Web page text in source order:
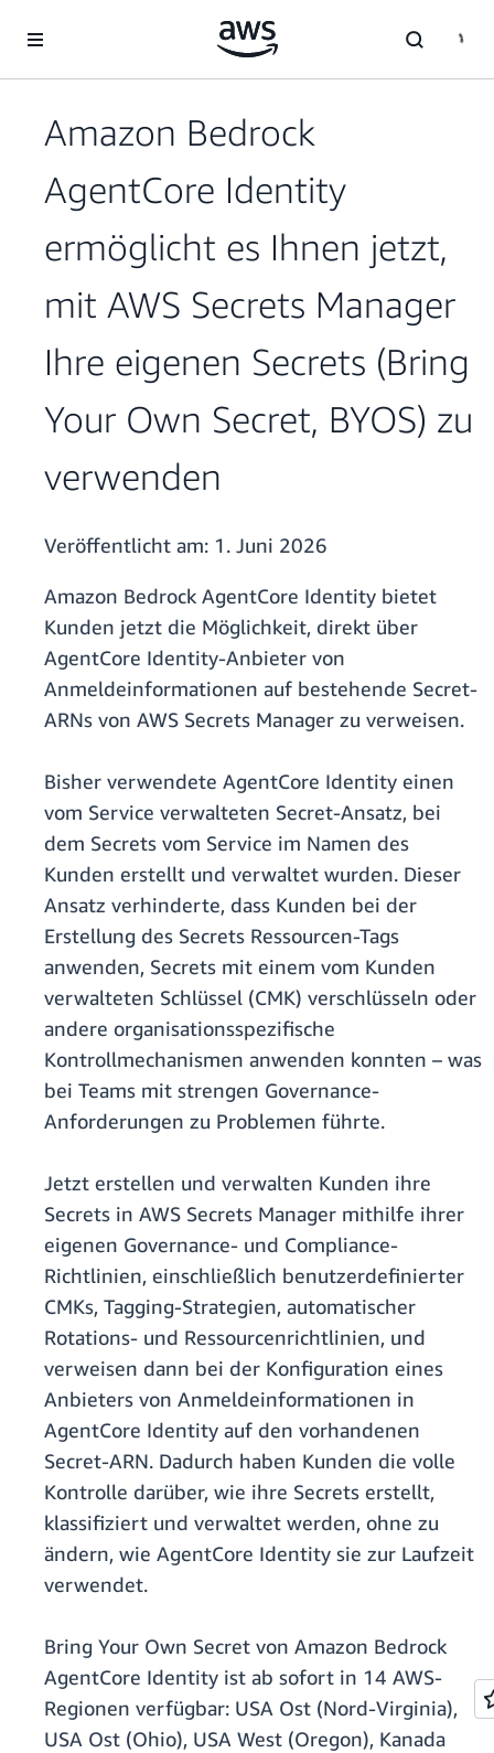
Überspringen zum Hauptinhalt
Amazon Bedrock
AgentCore Identity
ermöglicht es Ihnen jetzt,
mit AWS Secrets Manager
Ihre eigenen Secrets (Bring
Your Own Secret, BYOS) zu
verwenden
Veröffentlicht am: 1. Juni 2026
Amazon Bedrock AgentCore Identity bietet
Kunden jetzt die Möglichkeit, direkt über
AgentCore Identity-Anbieter von
Anmeldeinformationen auf bestehende Secret-
ARNs von AWS Secrets Manager zu verweisen.
Bisher verwendete AgentCore Identity einen
vom Service verwalteten Secret-Ansatz, bei
dem Secrets vom Service im Namen des
Kunden erstellt und verwaltet wurden. Dieser
Ansatz verhinderte, dass Kunden bei der
Erstellung des Secrets Ressourcen-Tags
anwenden, Secrets mit einem vom Kunden
verwalteten Schlüssel (CMK) verschlüsseln oder
andere organisationsspezifische
Kontrollmechanismen anwenden konnten – was
bei Teams mit strengen Governance-
Anforderungen zu Problemen führte.
Jetzt erstellen und verwalten Kunden ihre
Secrets in AWS Secrets Manager mithilfe ihrer
eigenen Governance- und Compliance-
Richtlinien, einschließlich benutzerdefinierter
CMKs, Tagging-Strategien, automatischer
Rotations- und Ressourcenrichtlinien, und
verweisen dann bei der Konfiguration eines
Anbieters von Anmeldeinformationen in
AgentCore Identity auf den vorhandenen
Secret-ARN. Dadurch haben Kunden die volle
Kontrolle darüber, wie ihre Secrets erstellt,
klassifiziert und verwaltet werden, ohne zu
ändern, wie AgentCore Identity sie zur Laufzeit
verwendet.
Bring Your Own Secret von Amazon Bedrock
AgentCore Identity ist ab sofort in 14 AWS-
Regionen verfügbar: USA Ost (Nord-Virginia),
USA Ost (Ohio), USA West (Oregon), Kanada